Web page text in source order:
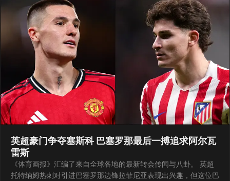
英超豪门争夺塞斯科 巴塞罗那最后一搏追求阿尔瓦
雷斯
《体育画报》汇编了来自全球各地的最新转会传闻与八卦。 英超
托特纳姆热刺对引进巴塞罗那边锋拉菲尼亚表现出兴趣，但这位巴